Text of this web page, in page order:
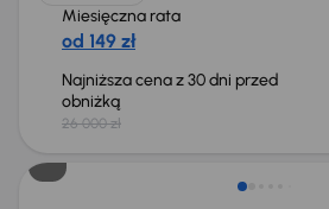
Miesięczna rata
od 149 zł
Najniższa cena z 30 dni przed
obniżką
26 000 zł